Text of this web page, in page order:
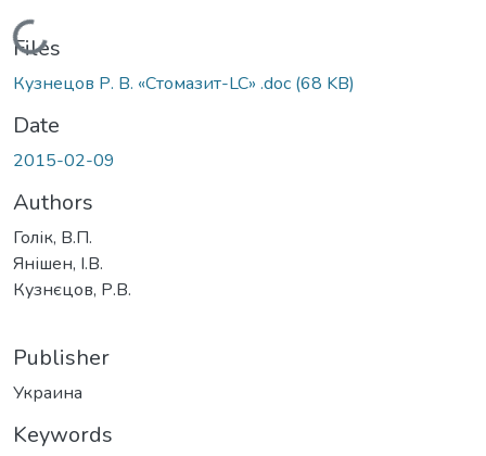
Loading...
Files
Кузнецов Р. В. «Стомазит-LC» .doc (68 KB)
Date
2015-02-09
Authors
Голік, В.П.
Янішен, І.В.
Кузнєцов, Р.В.
Publisher
Украина
Keywords